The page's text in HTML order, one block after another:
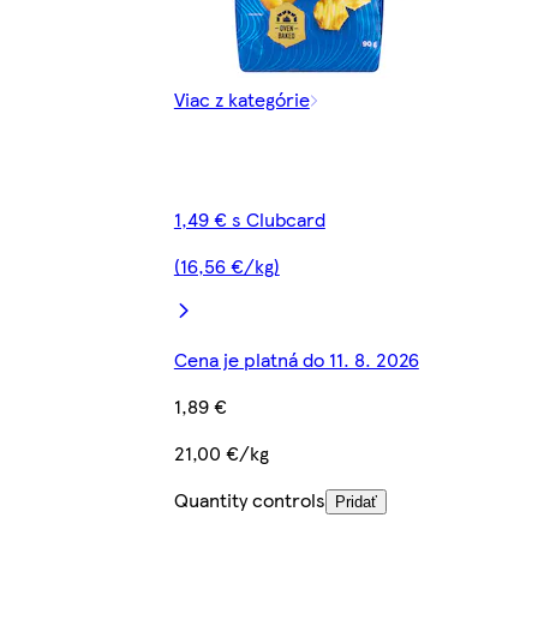
Viac z kategórie
1,49 € s Clubcard
(16,56 €/kg)
Cena je platná do 11. 8. 2026
1,89 €
21,00 €/kg
Quantity controls
Pridať